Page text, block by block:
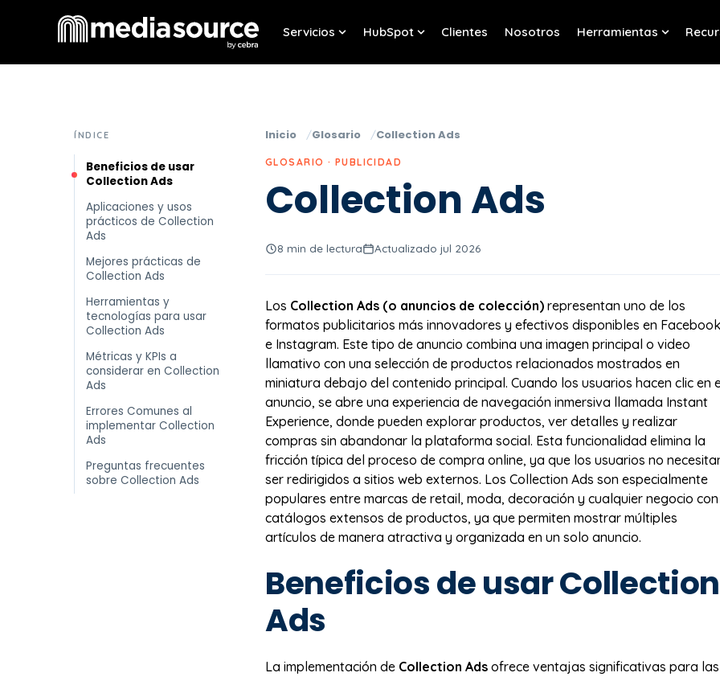
Servicios
Show submenu for Servicios
HubSpot
Show submenu for HubSpot
Clientes Nosotros Herramientas
Show
ÍNDICE
Beneficios de usar
Collection Ads
Aplicaciones y usos
prácticos de Collection
Ads
Mejores prácticas de
Collection Ads
Herramientas y
tecnologías para usar
Collection Ads
Métricas y KPIs a
considerar en Collection
Ads
Errores Comunes al
implementar Collection
Ads
Preguntas frecuentes
sobre Collection Ads
Inicio Glosario Collection Ads
GLOSARIO · PUBLICIDAD
Collection Ads
8 min de lectura Actualizado jul 2026
Los Collection Ads (o anuncios de colección) representan uno de los
formatos publicitarios más innovadores y efectivos disponibles en Facebook
e Instagram. Este tipo de anuncio combina una imagen principal o video
llamativo con una selección de productos relacionados mostrados en
miniatura debajo del contenido principal. Cuando los usuarios hacen clic en
anuncio, se abre una experiencia de navegación inmersiva llamada Instant
Experience, donde pueden explorar productos, ver detalles y realizar
compras sin abandonar la plataforma social. Esta funcionalidad elimina la
fricción típica del proceso de compra online, ya que los usuarios no
ser redirigidos a sitios web externos. Los Collection Ads son especialmente
populares entre marcas de retail, moda, decoración y cualquier negocio con
catálogos extensos de productos, ya que permiten mostrar múltiples
artículos de manera atractiva y organizada en un solo anuncio.
Beneficios de usar Collection
Ads
La implementación de Collection Ads ofrece ventajas significativas para las